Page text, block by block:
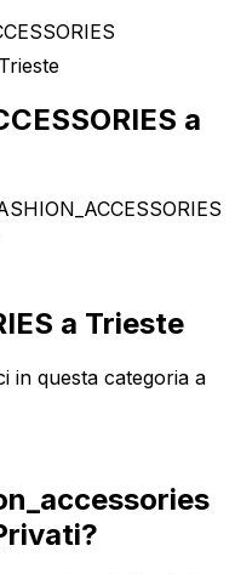
Trieste
a
a Trieste
in questa categoria a